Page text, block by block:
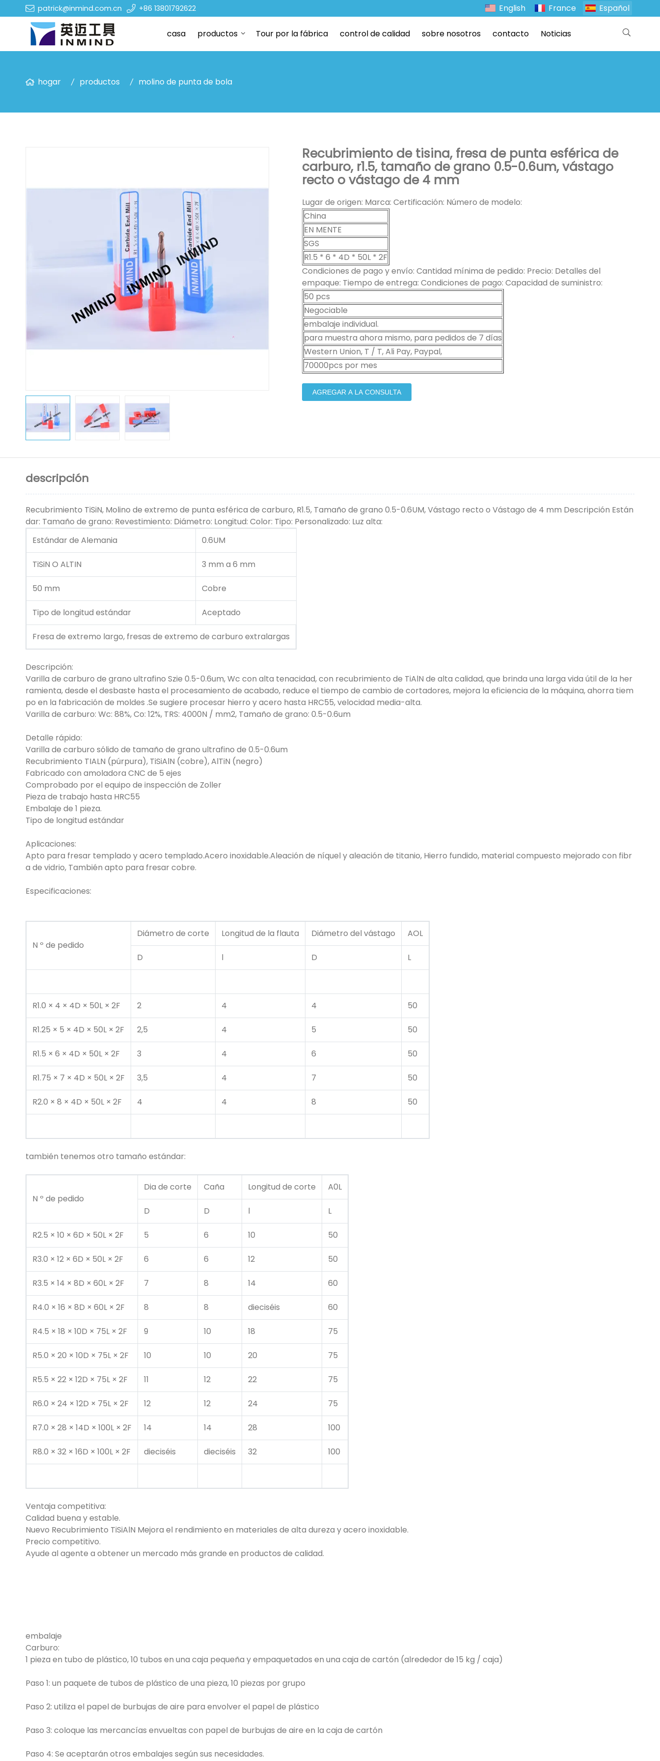
patrick@inmind.com.cn +86 13801792622 English France Español
casa productos Tour por la fábrica control de calidad sobre nosotros contacto Noticias
hogar productos molino de punta de bola
Recubrimiento de tisina, fresa de punta esférica de
carburo, r1.5, tamaño de grano 0.5-0.6um, vástago
recto o vástago de 4 mm
Lugar de origen: Marca: Certificación: Número de modelo:
China
EN MENTE
SGS
R1.5 * 6 * 4D * 50L * 2F
Condiciones de pago y envío: Cantidad mínima de pedido: Precio: Detalles del
empaque: Tiempo de entrega: Condiciones de pago: Capacidad de suministro:
50 pcs
Negociable
embalaje individual.
para muestra ahora mismo, para pedidos de 7 días
Western Union, T / T, Ali Pay, Paypal,
70000pcs por mes
AGREGAR A LA CONSULTA
descripción
Recubrimiento TiSiN, Molino de extremo de punta esférica de carburo, R1.5, Tamaño de grano 0.5-0.6UM, Vástago recto o Vástago de 4 mm Descripción Están
dar: Tamaño de grano: Revestimiento: Diámetro: Longitud: Color: Tipo: Personalizado: Luz alta:
Estándar de Alemania
0.6UM
TiSiN O ALTIN 3 mm a 6 mm
50 mm Cobre
Tipo de longitud estándar Aceptado
Fresa de extremo largo, fresas de extremo de carburo extralargas
Descripción:
Varilla de carburo de grano ultrafino Szie 0.5-0.6um, Wc con alta tenacidad, con recubrimiento de TiAlN de alta calidad, que brinda una larga vida útil de la her
ramienta, desde el desbaste hasta el procesamiento de acabado, reduce el tiempo de cambio de cortadores, mejora la eficiencia de la máquina, ahorra tiem
po en la fabricación de moldes .Se sugiere procesar hierro y acero hasta HRC55, velocidad media-alta.
Varilla de carburo: Wc: 88%, Co: 12%, TRS: 4000N / mm2, Tamaño de grano: 0.5-0.6um
Detalle rápido:
Varilla de carburo sólido de tamaño de grano ultrafino de 0.5-0.6um
Recubrimiento TIALN (púrpura), TiSiAlN (cobre), AlTiN (negro)
Fabricado con amoladora CNC de 5 ejes
Comprobado por el equipo de inspección de Zoller
Pieza de trabajo hasta HRC55
Embalaje de 1 pieza.
Tipo de longitud estándar
Aplicaciones:
Apto para fresar templado y acero templado.Acero inoxidable.Aleación de níquel y aleación de titanio, Hierro fundido, material compuesto mejorado con fibr
a de vidrio, También apto para fresar cobre.
Especificaciones:
N º de pedido
Diámetro de corte Longitud de la flauta Diámetro del vástago AOL
D l D L
R1.0 × 4 × 4D × 50L × 2F 2 4 4 50
R1.25 × 5 × 4D × 50L × 2F 2,5 4 5 50
R1.5 × 6 × 4D × 50L × 2F 3 4 6 50
R1.75 × 7 × 4D × 50L × 2F 3,5 4 7 50
R2.0 × 8 × 4D × 50L × 2F 4 4 8 50
también tenemos otro tamaño estándar:
N º de pedido
Dia de corte Caña Longitud de corte A0L
D D l L
R2.5 × 10 × 6D × 50L × 2F 5 6 10 50
R3.0 × 12 × 6D × 50L × 2F 6 6 12 50
R3.5 × 14 × 8D × 60L × 2F 7 8 14 60
R4.0 × 16 × 8D × 60L × 2F 8 8 dieciséis 60
R4.5 × 18 × 10D × 75L × 2F 9 10 18 75
R5.0 × 20 × 10D × 75L × 2F 10 10 20 75
R5.5 × 22 × 12D × 75L × 2F 11 12 22 75
R6.0 × 24 × 12D × 75L × 2F 12 12 24 75
R7.0 × 28 × 14D × 100L × 2F 14 14 28 100
R8.0 × 32 × 16D × 100L × 2F dieciséis dieciséis 32 100
Ventaja competitiva:
Calidad buena y estable.
Nuevo Recubrimiento TiSiAlN Mejora el rendimiento en materiales de alta dureza y acero inoxidable.
Precio competitivo.
Ayude al agente a obtener un mercado más grande en productos de calidad.
embalaje
Carburo:
1 pieza en tubo de plástico, 10 tubos en una caja pequeña y empaquetados en una caja de cartón (alrededor de 15 kg / caja)
Paso 1: un paquete de tubos de plástico de una pieza, 10 piezas por grupo
Paso 2: utiliza el papel de burbujas de aire para envolver el papel de plástico
Paso 3: coloque las mercancías envueltas con papel de burbujas de aire en la caja de cartón
Paso 4: Se aceptarán otros embalajes según sus necesidades.